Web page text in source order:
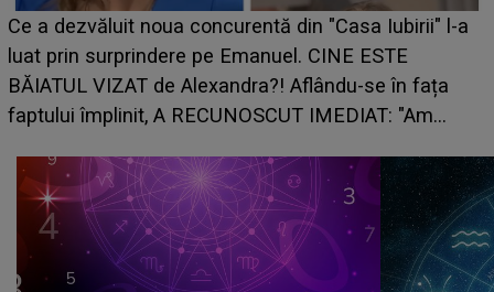
l-a
în fața
"Am
HOROSCOP de weekend, 8-9 august 2026.
care riscă să rămână fără bani. O decizie
grabă îi aduce pierderi semnificative și îi dă
planurile peste cap